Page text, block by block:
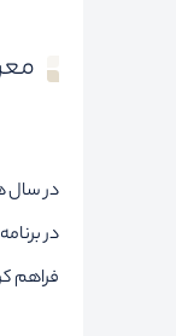
در سال
در
فراهم